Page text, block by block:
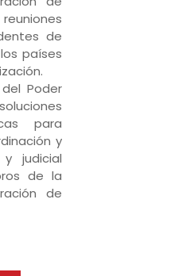
de
países
Poder
para
y
judicial
de la
de